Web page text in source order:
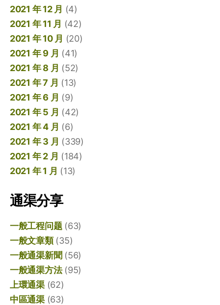
2021 年 12 月 (4)
2021 年 11 月 (42)
2021 年 10 月 (20)
2021 年 9 月 (41)
2021 年 8 月 (52)
2021 年 7 月 (13)
2021 年 6 月 (9)
2021 年 5 月 (42)
2021 年 4 月 (6)
2021 年 3 月 (339)
2021 年 2 月 (184)
2021 年 1 月 (13)
通渠分享
一般工程问题(63)
一般文章類(35)
一般通渠新聞 (56)
一般通渠方法(95)
上環通渠(62)
中區通渠(63)